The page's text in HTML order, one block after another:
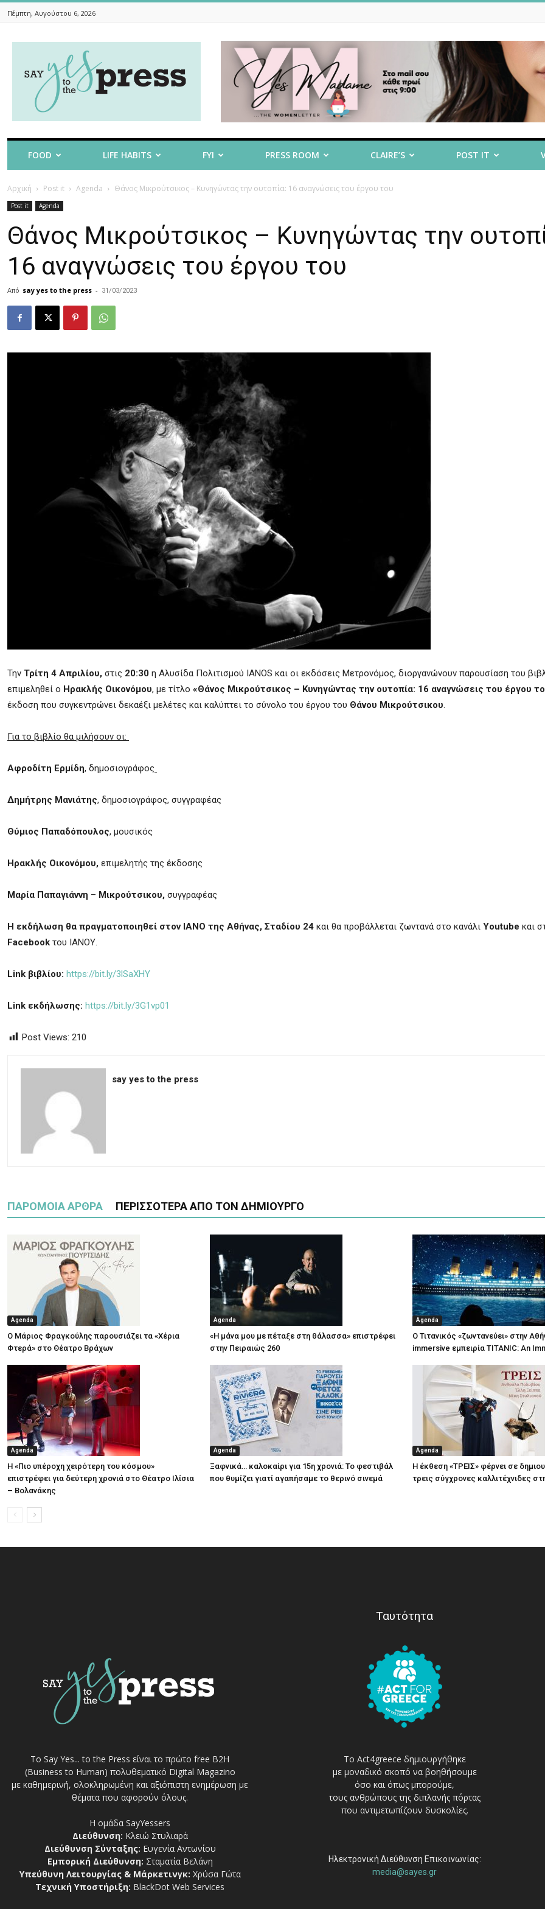
Πέμπτη, Αυγούστου 6, 2026
To
The
FOOD LIFE HABITS FYI PRESS ROOM CLAIRE’S POST IT
Αρχική Post it Agenda Θάνος Μικρούτσικος – Κυνηγώντας την ουτοπία: 16 αναγνώσεις του έργου του
Post it Agenda
Θάνος Μικρούτσικος – Κυνηγώντας την
16 αναγνώσεις του έργου του
Από say yes to the press - 31/03/2023
Την Τρίτη 4 Απριλίου, στις 20:30 η Αλυσίδα Πολιτισμού IANOS και οι εκδόσεις Μετρονόμος, διοργανώνουν παρουσίαση του
επιμεληθεί ο Ηρακλής Οικονόμου, με τίτλο «Θάνος Μικρούτσικος – Κυνηγώντας την ουτοπία: 16 αναγνώσεις του έργου
έκδοση που συγκεντρώνει δεκαέξι μελέτες και καλύπτει το σύνολο του έργου του Θάνου Μικρούτσικου.
Για το βιβλίο θα μιλήσουν οι:
Αφροδίτη Ερμίδη, δημοσιογράφος
Δημήτρης Μανιάτης, δημοσιογράφος, συγγραφέας
Θύμιος Παπαδόπουλος, μουσικός
Ηρακλής Οικονόμου, επιμελητής της έκδοσης
Μαρία Παπαγιάννη – Μικρούτσικου, συγγραφέας
Η εκδήλωση θα πραγματοποιηθεί στον ΙΑΝΟ της Αθήνας, Σταδίου 24 και θα προβάλλεται ζωντανά στο κανάλι Youtube και
Facebook του ΙΑΝΟΥ.
Link βιβλίου: https://bit.ly/3lSaXHY
Link εκδήλωσης: https://bit.ly/3G1vp01
Post Views: 210
say yes to the press
ΠΑΡΟΜΟΙΑ ΑΡΘΡΑ ΠΕΡΙΣΣΟΤΕΡΑ ΑΠΟ ΤΟΝ ΔΗΜΙΟΥΡΓΟ
Agenda
Ο Μάριος Φραγκούλης παρουσιάζει τα «Χέρια
Φτερά» στο Θέατρο Βράχων
Agenda
«Η μάνα μου με πέταξε στη θάλασσα» επιστρέφει
στην Πειραιώς 260
Agenda
Ο Τιτανικός «ζωντανεύει» στην
immersive εμπειρία TITANIC: An
Agenda
Η «Πιο υπέροχη χειρότερη του κόσμου»
επιστρέφει για δεύτερη χρονιά στο Θέατρο Ιλίσια
– Βολανάκης
Agenda
Ξαφνικά… καλοκαίρι για 15η χρονιά: Το φεστιβάλ
που θυμίζει γιατί αγαπήσαμε το θερινό σινεμά
Agenda
Η έκθεση «ΤΡΕΙΣ» φέρνει σε
τρεις σύγχρονες καλλιτέχνιδες
Το Say Yes... to the Press είναι το πρώτο free Β2Η
(Business to Human) πολυθεματικό Digital Magazino
με καθημερινή, ολοκληρωμένη και αξιόπιστη ενημέρωση με
θέματα που αφορούν όλους.
Η ομάδα SayYessers
Διεύθυνση: Κλειώ Στυλιαρά
Διεύθυνση Σύνταξης: Ευγενία Αντωνίου
Εμπορική Διεύθυνση: Σταματία Βελάνη
Υπεύθυνη Λειτουργίας & Μάρκετινγκ: Χρύσα Γώτα
Τεχνική Υποστήριξη: BlackDot Web Services
Ταυτότητα
Το Act4greece δημιουργήθηκε
με μοναδικό σκοπό να βοηθήσουμε
όσο και όπως μπορούμε,
τους ανθρώπους της διπλανής πόρτας
που αντιμετωπίζουν δυσκολίες.
Ηλεκτρονική Διεύθυνση Επικοινωνίας:
media@sayes.gr